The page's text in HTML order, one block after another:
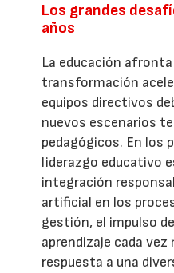
Los grandes
años
La educación
transformación
equipos directivos
nuevos escenarios
pedagógicos. En los
liderazgo educativo
integración
artificial en los
gestión, el impulso
aprendizaje cada
respuesta a una